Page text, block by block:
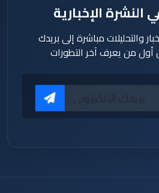
النشرة الإخبارية
والتحليلات مباشرة إلى بريدك
أول من يعرف آخر التطورات